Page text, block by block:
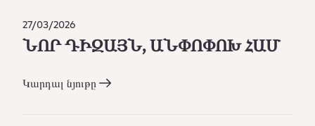
27/03/2026
ՆՈՐ ԴԻԶԱՅՆ, ԱՆՓՈՓՈԽ ՀԱՄ
Կարդալ նյութը